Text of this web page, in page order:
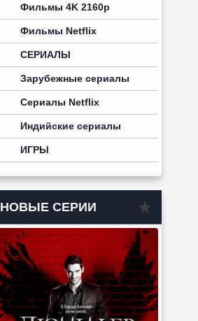
Фильмы 4K 2160p
Фильмы Netflix
СЕРИАЛЫ
Зарубежные сериалы
Сериалы Netflix
Индийские сериалы
ИГРЫ
НОВЫЕ СЕРИИ